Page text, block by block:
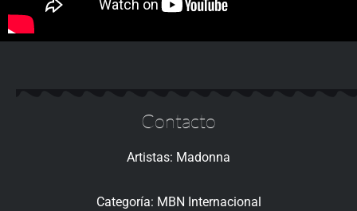
Contacto
Artistas: Madonna
Categoría: MBN Internacional